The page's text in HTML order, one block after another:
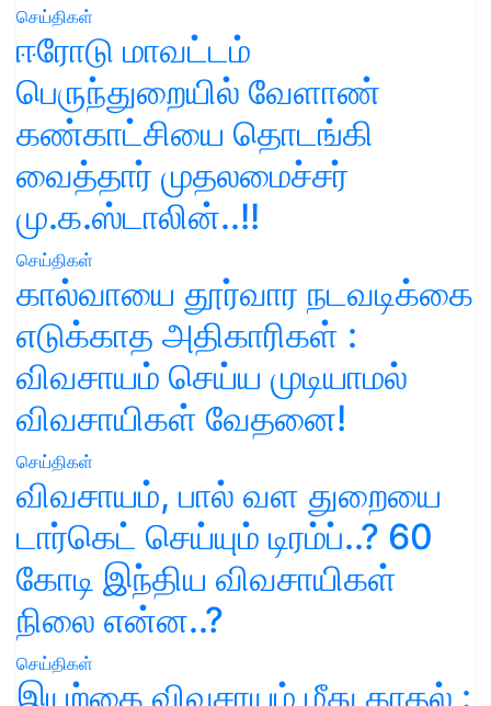
செய்திகள்
ஈரோடு மாவட்டம்
பெருந்துறையில் வேளாண்
கண்காட்சியை தொடங்கி
வைத்தார் முதலமைச்சர்
மு.க.ஸ்டாலின்..!!
செய்திகள்
கால்வாயை தூர்வார நடவடிக்கை
எடுக்காத அதிகாரிகள் :
விவசாயம் செய்ய முடியாமல்
விவசாயிகள் வேதனை!
செய்திகள்
விவசாயம், பால் வள துறையை
டார்கெட் செய்யும் டிரம்ப்..? 60
கோடி இந்திய விவசாயிகள்
நிலை என்ன..?
செய்திகள்
இயற்கை விவசாயம் மீது காதல் :